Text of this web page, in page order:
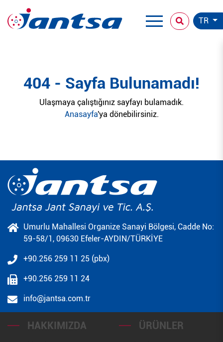
TR
404 - Sayfa Bulunamadı!
Ulaşmaya çalıştığınız sayfayı bulamadık.
Anasayfa'ya dönebilirsiniz.
Umurlu Mahallesi Organize Sanayi Bölgesi, Cadde No:
59-58/1, 09630 Efeler-AYDIN/TÜRKİYE
+90.256 259 11 25 (pbx)
+90.256 259 11 24
info@jantsa.com.tr
HAKKIMIZDA ÜRÜNLER